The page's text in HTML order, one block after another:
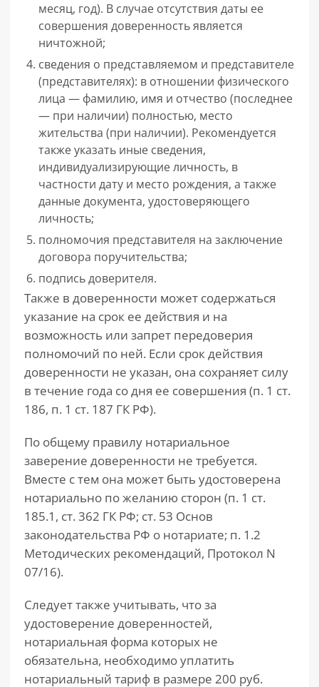
месяц, год). В случае отсутствия даты ее
совершения доверенность является
ничтожной;
сведения о представляемом и представителе
(представителях): в отношении физического
лица — фамилию, имя и отчество (последнее
— при наличии) полностью, место
жительства (при наличии). Рекомендуется
также указать иные сведения,
индивидуализирующие личность, в
частности дату и место рождения, а также
данные документа, удостоверяющего
личность;
полномочия представителя на заключение
договора поручительства;
подпись доверителя.
Также в доверенности может содержаться
указание на срок ее действия и на
возможность или запрет передоверия
полномочий по ней. Если срок действия
доверенности не указан, она сохраняет силу
в течение года со дня ее совершения (п. 1 ст.
186, п. 1 ст. 187 ГК РФ).
По общему правилу нотариальное
заверение доверенности не требуется.
Вместе с тем она может быть удостоверена
нотариально по желанию сторон (п. 1 ст.
185.1, ст. 362 ГК РФ; ст. 53 Основ
законодательства РФ о нотариате; п. 1.2
Методических рекомендаций, Протокол N
07/16).
Следует также учитывать, что за
удостоверение доверенностей,
нотариальная форма которых не
обязательна, необходимо уплатить
нотариальный тариф в размере 200 руб.